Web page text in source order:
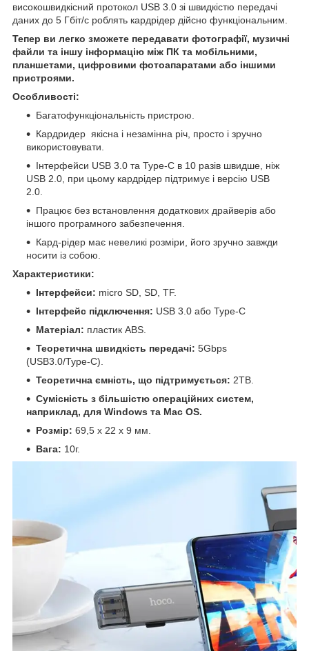
високошвидкісний протокол USB 3.0 зі швидкістю передачі
даних до 5 Гбіт/с роблять кардрідер дійсно функціональним.
Тепер ви легко зможете передавати фотографії, музичні
файли та іншу інформацію між ПК та мобільними,
планшетами, цифровими фотоапаратами або іншими
пристроями.
Особливості:
Багатофункціональність пристрою.
Кардридер якісна і незамінна річ, просто і зручно
використовувати.
Інтерфейси USB 3.0 та Type-C в 10 разів швидше, ніж
USB 2.0, при цьому кардрідер підтримує і версію USB
2.0.
Працює без встановлення додаткових драйверів або
іншого програмного забезпечення.
Кард-рідер має невеликі розміри, його зручно завжди
носити із собою.
Характеристики:
Інтерфейси: micro SD, SD, TF.
Інтерфейс підключення: USB 3.0 або Type-C
Матеріал: пластик ABS.
Теоретична швидкість передачі: 5Gbps
(USB3.0/Type-C).
Теоретична ємність, що підтримується: 2TB.
Сумісність з більшістю операційних систем,
наприклад, для Windows та Mac OS.
Розмір: 69,5 х 22 х 9 мм.
Вага: 10г.